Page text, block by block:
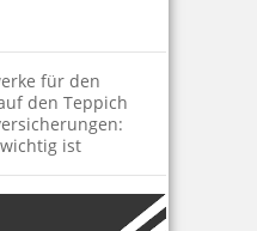
für den
den Teppich
ist